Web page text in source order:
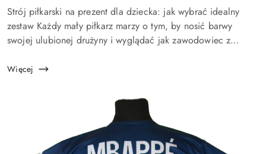
Treść
artykułu:
Strój piłkarski na prezent dla dziecka: jak wybrać idealny
zestaw Każdy mały piłkarz marzy o tym, by nosić barwy
swojej ulubionej drużyny i wyglądać jak zawodowiec z
wywołuje uś...
Więcej